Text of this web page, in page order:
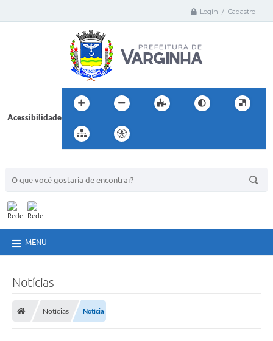
Login / Cadastro
Acessibilidade
MENU
Notícias
Notícias Notícia